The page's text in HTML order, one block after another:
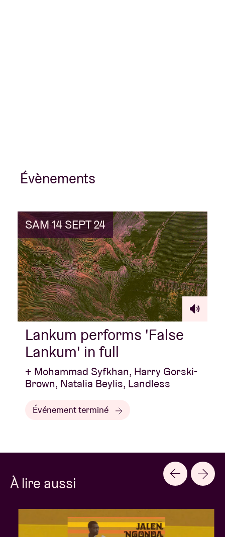
Évènements
SAM 14 SEPT 24
Lankum performs 'False
Lankum' in full
+ Mohammad Syfkhan, Harry Gorski-
Brown, Natalia Beylis, Landless
Événement terminé
À lire aussi